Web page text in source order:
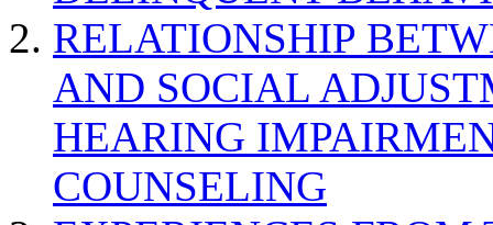
RELATIONSHIP
AND SOCIAL
HEARING
COUNSELING